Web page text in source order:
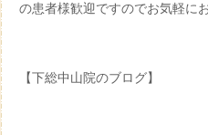
の患者様歓迎ですのでお気軽に
【下総中山院のブログ】